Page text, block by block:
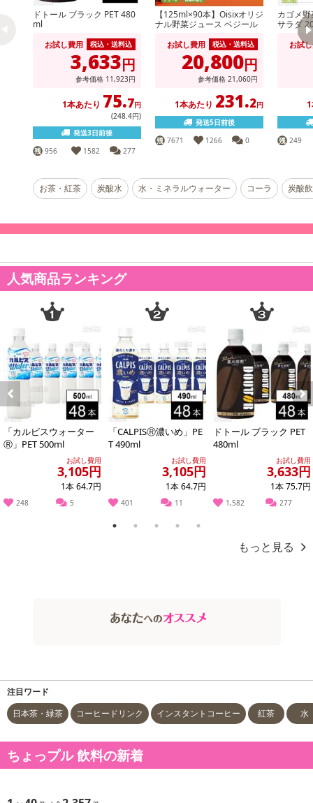
ドトール ブラック PET 480
ml
お試し費用 税込・送料込
3,633円
参考価格 11,923円
1本あたり 75.7円
(248.4円)
発送3日前後
956
1582 277
【125ml×90本】Oisixオリジ
ナル野菜ジュース ベジール
お試し費用 税込・送料込
20,800円
参考価格 21,060円
1本あたり 231.2円
発送5日前後
7671
1266 0
カゴメ
サラダ
お試
249
お茶・紅茶 炭酸水 水・ミネラルウォーター コーラ 炭酸
人気商品ランキング
Previous
「カルピスウォーター
Ⓡ」PET 500ml
お試し費用
3,105円
1本 64.7円
248 5
「CALPISⓇ濃いめ」PE
T 490ml
お試し費用
3,105円
1本 64.7円
401 11
ドトール ブラック PET
480ml
お試し費用
3,633円
1本 75.7円
1,582 277
Next
1 2 3 4 5
もっと見る
注目ワード
日本茶・緑茶
コーヒードリンク インスタントコーヒー 紅茶 水
ちょっプル 飲料の新着